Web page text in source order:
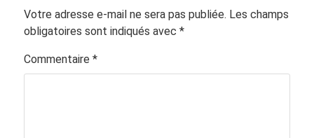
Votre adresse e-mail ne sera pas publiée. Les champs
obligatoires sont indiqués avec *
Commentaire *